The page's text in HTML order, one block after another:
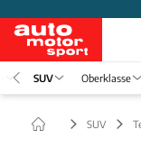
SUV Oberklasse
SUV